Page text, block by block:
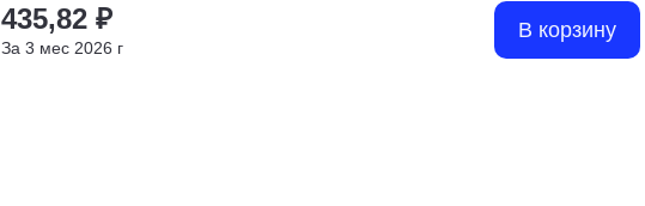
435,82 ₽
За 3 мес 2026 г
В корзину